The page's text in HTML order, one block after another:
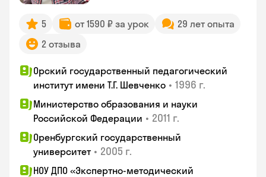
5 от 1590 ₽ за урок
29 лет опыта
2 отзыва
Орский государственный педагогический
институт имени Т.Г. Шевченко • 1996 г.
Министерство образования и науки
Российской Федерации • 2011 г.
Оренбургский государственный
университет • 2005 г.
НОУ ДПО «Экспертно-методический